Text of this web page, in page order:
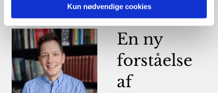
Kun nødvendige cookies
En ny
forståelse
af